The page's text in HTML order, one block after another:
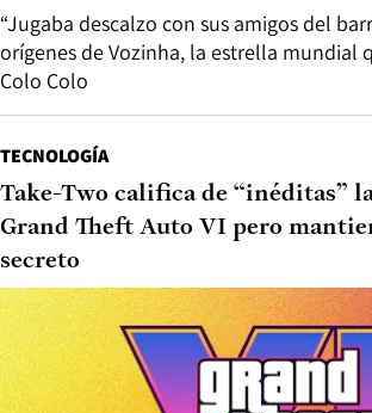
“Jugaba descalzo con sus amigos del
orígenes de Vozinha, la estrella mundial
Colo Colo
TECNOLOGÍA
Take-Two califica de “inéditas”
Grand Theft Auto VI pero
secreto